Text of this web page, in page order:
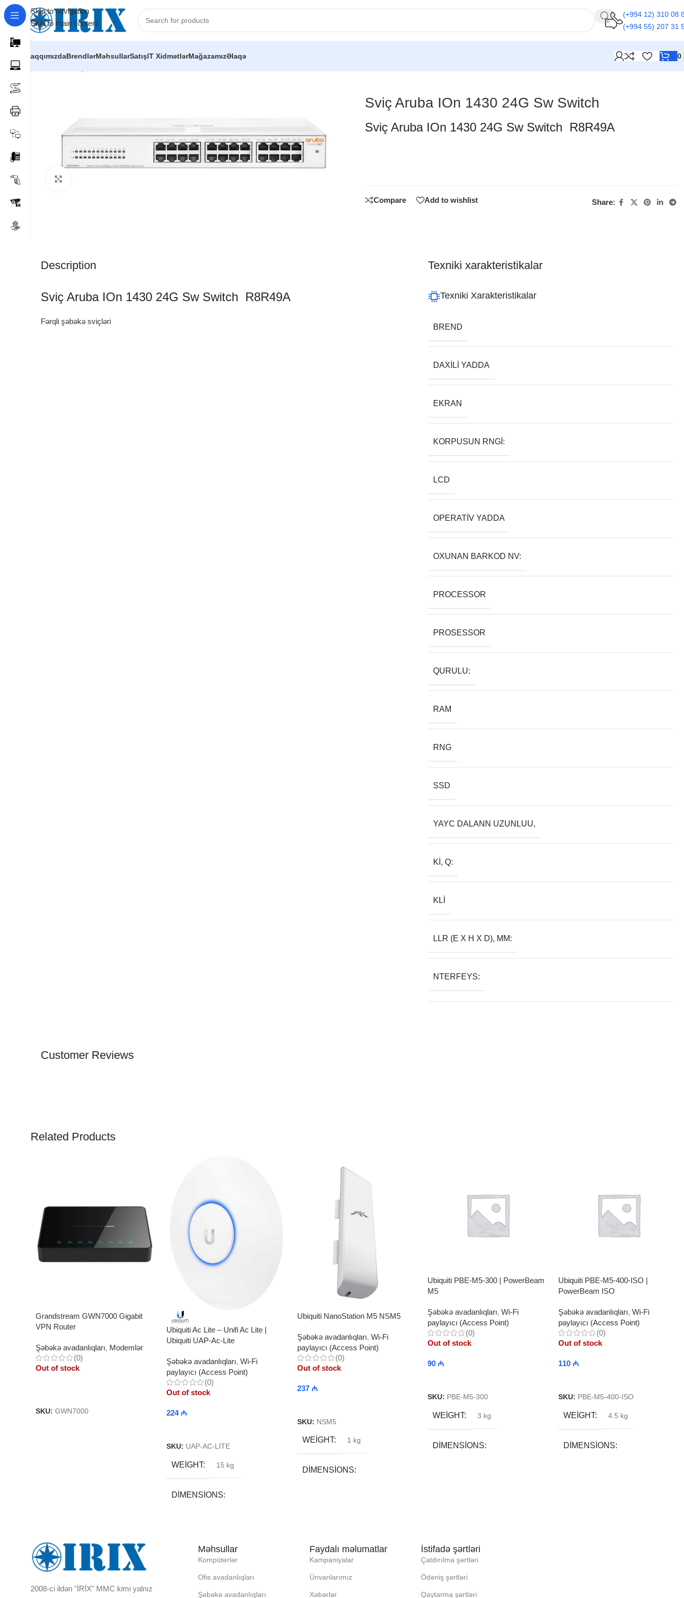
Skip to navigation
Skip to main content
(+994 12) 310 08
(+994 55) 207 31
HaqqımızdaBrendlərMəhsullarSatışIT XidmətlərMağazamızƏlaqə 0
Sviç Aruba IOn 1430 24G Sw Switch
Sviç Aruba IOn 1430 24G Sw Switch R8R49A
Compare Add to wishlist Share:
Description
Sviç Aruba IOn 1430 24G Sw Switch R8R49A
Fərqli şəbəkə sviçləri
Texniki xarakteristikalar
Texniki Xarakteristikalar
BREND
DAXILI YADDA
EKRAN
KORPUSUN RNGI:
LCD
OPERATIV YADDA
OXUNAN BARKOD NV:
PROCESSOR
PROSESSOR
QURULU:
RAM
RNG
SSD
YAYC DALANN UZUNLUU,
KI, Q:
KLI
LLR (E X H X D), MM:
NTERFEYS:
Customer Reviews
Related Products
Grandstream GWN7000 Gigabit
VPN Router
Şəbəkə avadanlıqları, Modemlər
(0)
Out of stock
SKU: GWN7000
Ubiquiti Ac Lite – Unifi Ac Lite |
Ubiquiti UAP-Ac-Lite
Şəbəkə avadanlıqları, Wi-Fi
paylayıcı (Access Point)
(0)
Out of stock
224₼
SKU: UAP-AC-LITE
WEIGHT 15 kg
DIMENSIONS
BREND
DAXILI YADDA
Ubiquiti NanoStation M5 NSM5
Şəbəkə avadanlıqları, Wi-Fi
paylayıcı (Access Point)
(0)
Out of stock
237 ₼
SKU: NSM5
WEIGHT 1 kg
DIMENSIONS
DAXILI YADDA
Ubiquiti PBE-M5-300 | PowerBeam
M5
Şəbəkə avadanlıqları, Wi-Fi
paylayıcı (Access Point)
(0)
Out of stock
90₼
SKU: PBE-M5-300
WEIGHT 3 kg
DIMENSIONS
EKRAN
KORPUSUN RNGI:
Ubiquiti PBE-M5-400-ISO |
PowerBeam ISO
Şəbəkə avadanlıqları, Wi-Fi
paylayıcı (Access Point)
(0)
Out of stock
110₼
SKU: PBE-M5-400-ISO
WEIGHT 4.5 kg
DIMENSIONS
2008-ci ildən "İRİX" MMC kimi yalnız
Məhsullar
Kompüterlər
Ofis avadanlıqları
Şəbəkə avadanlıqları
Faydalı məlumatlar
Kampaniyalar
Ünvanlarımız
Xəbərlər
İstifadə şərtləri
Çatdırılma şərtləri
Ödəniş şərtləri
Qaytarma şərtləri